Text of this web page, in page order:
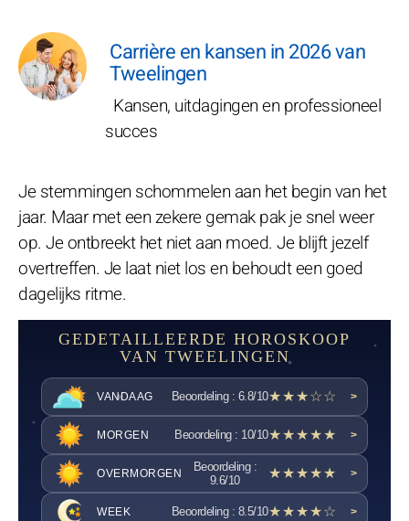
Carrière en kansen in 2026 van
Tweelingen
Kansen, uitdagingen en professioneel
succes
Je stemmingen schommelen aan het begin van het
jaar. Maar met een zekere gemak pak je snel weer
op. Je ontbreekt het niet aan moed. Je blijft jezelf
overtreffen. Je laat niet los en behoudt een goed
dagelijks ritme.
GEDETAILLEERDE HOROSKOOP
VAN TWEELINGEN
VANDAAG Beoordeling : 6.8/10★★★☆☆ >
MORGEN Beoordeling : 10/10★★★★★ >
OVERMORGEN
Beoordeling :
9.6/10
★★★★★ >
WEEK Beoordeling : 8.5/10★★★★☆ >